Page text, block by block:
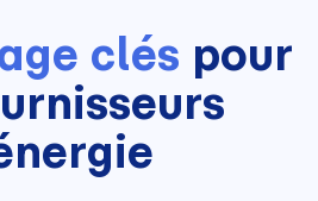
clés pour